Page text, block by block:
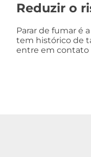
Reduzir o
Parar de fumar é
tem histórico de
entre em contato